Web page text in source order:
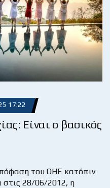
17:22
Είναι ο βασικός
του ΟΗΕ κατόπιν
28/06/2012, η